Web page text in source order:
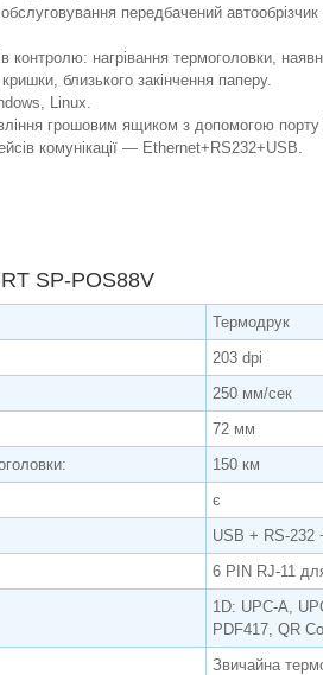
передбачений
контролю: нагрівання термоголовки,
близького закінчення паперу.
Linux.
грошовим ящиком з допомогою порту
комунікації — Ethernet+RS232+USB.
SP-POS88V
Термодрук
203 dpi
250 мм/сек
72 мм
150 км
є
USB + RS-232
6 PIN RJ-11
1D: UPC-A,
PDF417, QR
Звичайна